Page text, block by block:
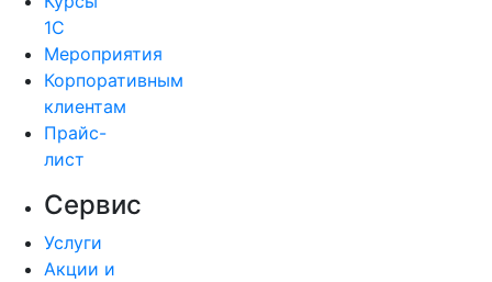
1С
Мероприятия
Корпоративным
клиентам
Прайс-
лист
Сервис
Услуги
Акции и